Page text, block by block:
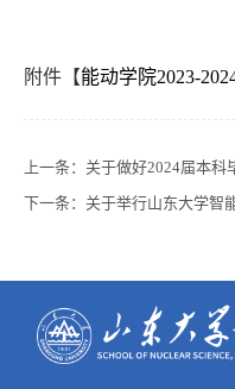
附件【能动学院2023-
上一条： 关于做好2024届本科
下一条： 关于举行山东大学智